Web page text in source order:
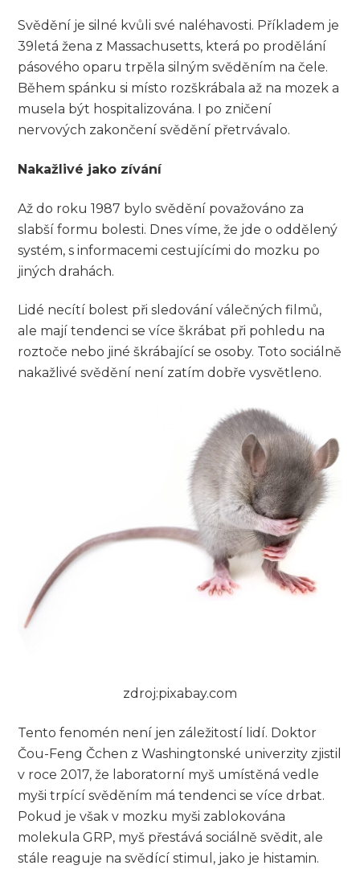
Svědění je silné kvůli své naléhavosti. Příkladem je
39letá žena z Massachusetts, která po prodělání
pásového oparu trpěla silným svěděním na čele.
Během spánku si místo rozškrábala až na mozek a
musela být hospitalizována. I po zničení
nervových zakončení svědění přetrvávalo.
Nakažlivé jako zívání
Až do roku 1987 bylo svědění považováno za
slabší formu bolesti. Dnes víme, že jde o oddělený
systém, s informacemi cestujícími do mozku po
jiných drahách.
Lidé necítí bolest při sledování válečných filmů,
ale mají tendenci se více škrábat při pohledu na
roztoče nebo jiné škrábající se osoby. Toto sociálně
nakažlivé svědění není zatím dobře vysvětleno.
zdroj:pixabay.com
Tento fenomén není jen záležitostí lidí. Doktor
Čou-Feng Čchen z Washingtonské univerzity zjistil
v roce 2017, že laboratorní myš umístěná vedle
myši trpící svěděním má tendenci se více drbat.
Pokud je však v mozku myši zablokována
molekula GRP, myš přestává sociálně svědit, ale
stále reaguje na svědící stimul, jako je histamin.